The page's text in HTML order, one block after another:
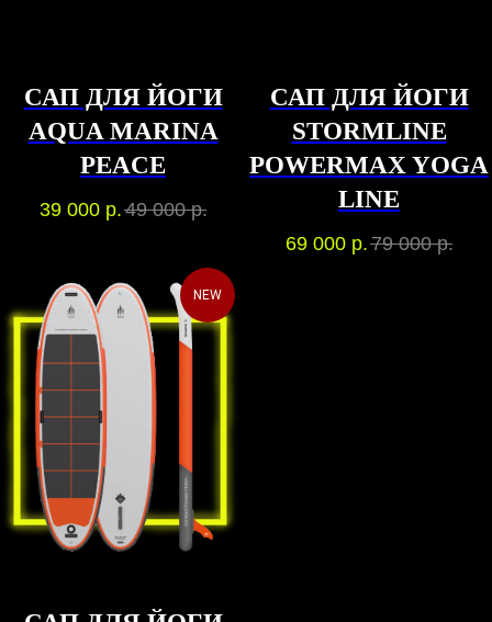
САП ДЛЯ ЙОГИ
AQUA MARINA
PEACE
39 000 р.49 000 р.
САП ДЛЯ ЙОГИ
STORMLINE
POWERMAX YOGA
LINE
69 000 р.79 000 р.
NEW